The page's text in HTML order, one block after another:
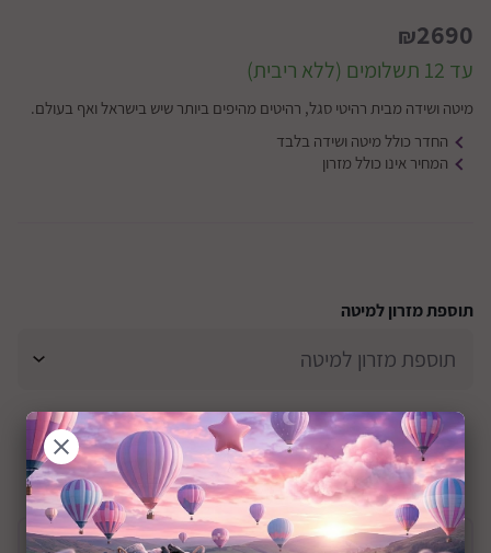
₪2690
עד 12 תשלומים (ללא ריבית)
מיטה ושידה מבית רהיטי סגל, רהיטים מהיפים ביותר שיש בישראל ואף בעולם.
החדר כולל מיטה ושידה בלבד
המחיר אינו כולל מזרון
תוספת מזרון למיטה
+0M שיתוף: